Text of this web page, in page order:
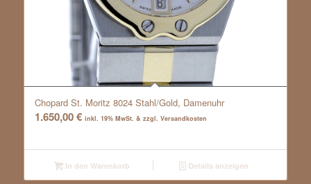
Chopard St. Moritz 8024 Stahl/Gold, Damenuhr
1.650,00€ inkl. 19% MwSt. & zzgl. Versandkosten
In den Warenkorb Details anzeigen